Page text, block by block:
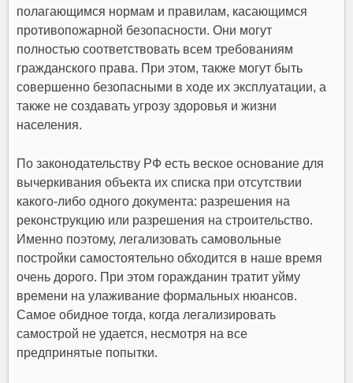
полагающимся нормам и правилам, касающимся
противопожарной безопасности. Они могут
полностью соответствовать всем требованиям
гражданского права. При этом, также могут быть
совершенно безопасными в ходе их эксплуатации, а
также не создавать угрозу здоровья и жизни
населения.
По законодательству РФ есть веское основание для
вычеркивания объекта их списка при отсутствии
какого-либо одного документа: разрешения на
реконструкцию или разрешения на строительство.
Именно поэтому, легализовать самовольные
постройки самостоятельно обходится в наше время
очень дорого. При этом горажданин тратит уйму
времени на улаживание формальных нюансов.
Самое обидное тогда, когда легализировать
самострой не удается, несмотря на все
предпринятые попытки.